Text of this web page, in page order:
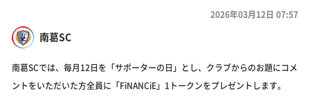
南葛SC
2026年03月12日 07:57
南葛SCでは、毎月12日を「サポーターの日」とし、クラブからのお題にコメ
ントをいただいた方全員に「FiNANCiE」1トークンをプレゼントします。